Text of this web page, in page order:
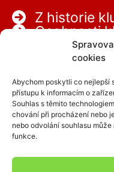
cookies
Abychom poskytli co nejlepší
přístupu k informacím o
Souhlas s těmito
chování při procházení nebo
nebo odvolání souhlasu
funkce.
Z historie
Osobnosti
Partneři
Kariéra